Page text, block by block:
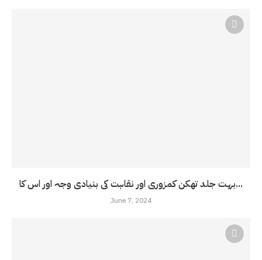
بہت جلد تھکن کمزوری اور نقاہت کی بنیادی وجہ اور اس کا...
June 7, 2024